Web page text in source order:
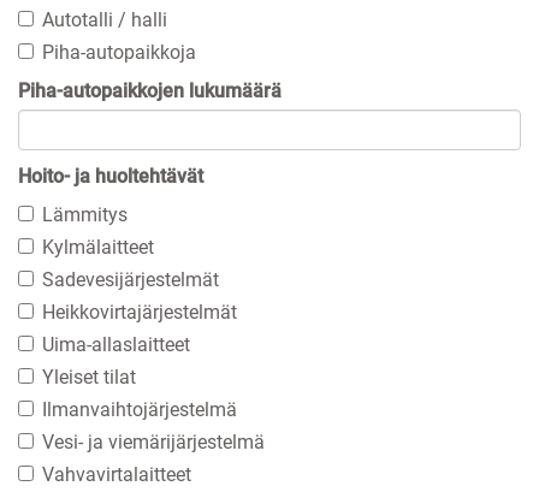
Autotalli / halli
Piha-autopaikkoja
Piha-autopaikkojen lukumäärä
Hoito- ja huoltehtävät
Lämmitys
Kylmälaitteet
Sadevesijärjestelmät
Heikkovirtajärjestelmät
Uima-allaslaitteet
Yleiset tilat
Ilmanvaihtojärjestelmä
Vesi- ja viemärijärjestelmä
Vahvavirtalaitteet